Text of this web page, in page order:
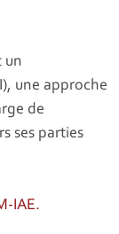
un
une approche
de
ses parties
IAE.